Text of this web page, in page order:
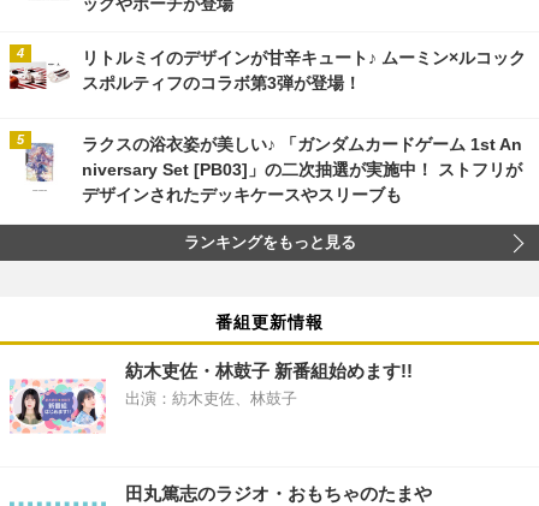
リトルミイのデザインが甘辛キュート♪ ムーミン×ルコック
スポルティフのコラボ第3弾が登場！
ラクスの浴衣姿が美しい♪ 「ガンダムカードゲーム 1st An
niversary Set [PB03]」の二次抽選が実施中！ ストフリが
デザインされたデッキケースやスリーブも
ランキングをもっと見る
番組更新情報
紡木吏佐・林鼓子 新番組始めます!!
出演：紡木吏佐、林鼓子
田丸篤志のラジオ・おもちゃのたまや